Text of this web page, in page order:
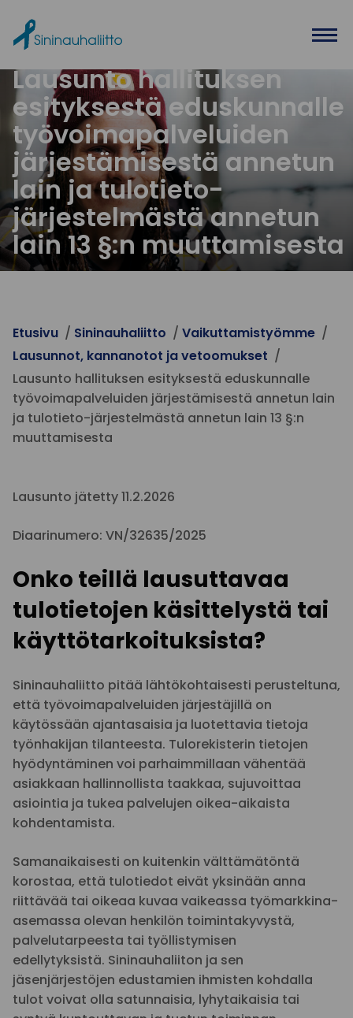
Lausunto hallituksen
esityksestä eduskunnalle
työvoimapalveluiden
järjestämisestä annetun
lain ja tulotieto-
järjestelmästä annetun
lain 13 §:n muuttamisesta
Etusivu Sininauhaliitto
Vaikuttamistyömme
Lausunnot, kannanotot ja vetoomukset
Lausunto hallituksen esityksestä eduskunnalle
työvoimapalveluiden järjestämisestä annetun lain
ja tulotieto-järjestelmästä annetun lain 13 §:n
muuttamisesta
Lausunto jätetty 11.2.2026
Diaarinumero: VN/32635/2025
Onko teillä lausuttavaa
tulotietojen käsittelystä tai
käyttötarkoituksista?
Sininauhaliitto pitää lähtökohtaisesti perusteltuna,
että työvoimapalveluiden järjestäjillä on
käytössään ajantasaisia ja luotettavia tietoja
työnhakijan tilanteesta. Tulorekisterin tietojen
hyödyntäminen voi parhaimmillaan vähentää
asiakkaan hallinnollista taakkaa, sujuvoittaa
asiointia ja tukea palvelujen oikea-aikaista
kohdentamista.
Samanaikaisesti on kuitenkin välttämätöntä
korostaa, että tulotiedot eivät yksinään anna
riittävää tai oikeaa kuvaa vaikeassa työmarkkina-
asemassa olevan henkilön toimintakyvystä,
palvelutarpeesta tai työllistymisen
edellytyksistä. Sininauhaliiton ja sen
jäsenjärjestöjen edustamien ihmisten kohdalla
tulot voivat olla satunnaisia, lyhytaikaisia tai